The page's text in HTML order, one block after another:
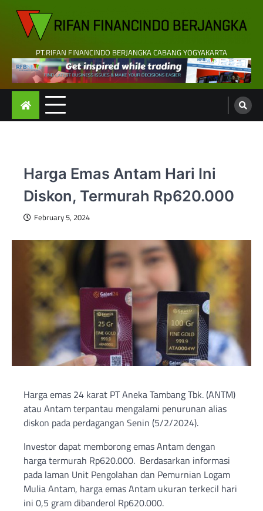
content
PT.RIFAN FINANCINDO BERJANGKA CABANG YOGYAKARTA
Harga Emas Antam Hari Ini
Diskon, Termurah Rp620.000
February 5, 2024
Harga emas 24 karat PT Aneka Tambang Tbk. (ANTM)
atau Antam terpantau mengalami penurunan alias
diskon pada perdagangan Senin (5/2/2024).
Investor dapat memborong emas Antam dengan
harga termurah Rp620.000. Berdasarkan informasi
pada laman Unit Pengolahan dan Pemurnian Logam
Mulia Antam, harga emas Antam ukuran terkecil hari
ini 0,5 gram dibanderol Rp620.000.